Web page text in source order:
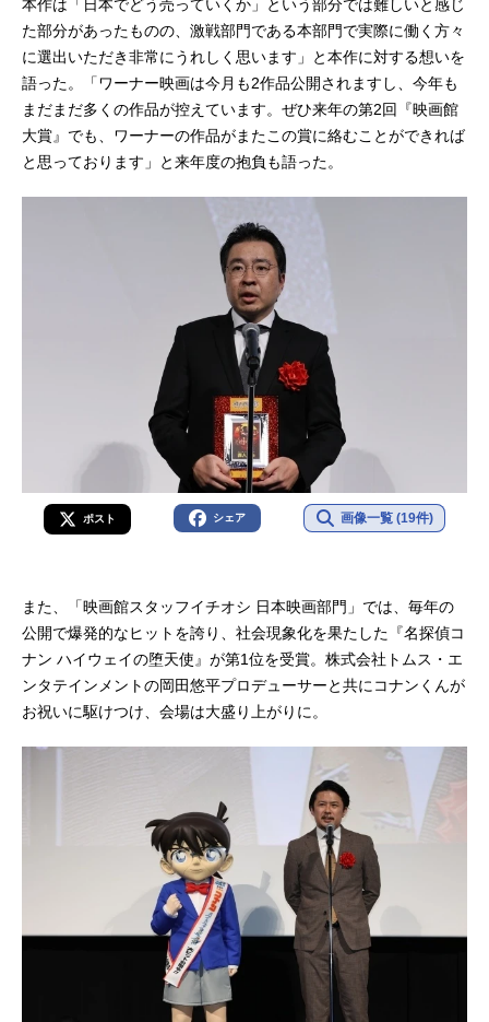
本作は「日本でどう売っていくか」という部分では難しいと感じ
た部分があったものの、激戦部門である本部門で実際に働く方々
に選出いただき非常にうれしく思います」と本作に対する想いを
語った。「ワーナー映画は今月も2作品公開されますし、今年も
まだまだ多くの作品が控えています。ぜひ来年の第2回『映画館
大賞』でも、ワーナーの作品がまたこの賞に絡むことができれば
と思っております」と来年度の抱負も語った。
ポスト シェア 画像一覧 (19件)
また、「映画館スタッフイチオシ 日本映画部門」では、毎年の
公開で爆発的なヒットを誇り、社会現象化を果たした『名探偵コ
ナン ハイウェイの堕天使』が第1位を受賞。株式会社トムス・エ
ンタテインメントの岡田悠平プロデューサーと共にコナンくんが
お祝いに駆けつけ、会場は大盛り上がりに。